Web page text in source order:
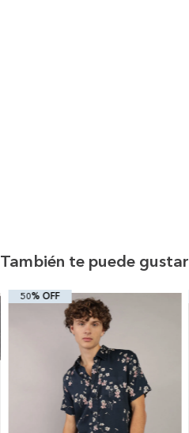
También te puede gustar
50% OFF